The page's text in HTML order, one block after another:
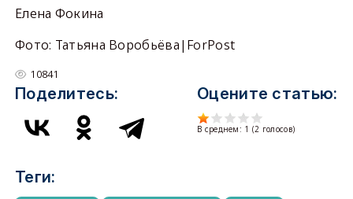
Елена Фокина
Фото: Татьяна Воробьёва|ForPost
10841
Поделитесь: Оцените статью:
В среднем: 1 (2 голосов)
Теги: